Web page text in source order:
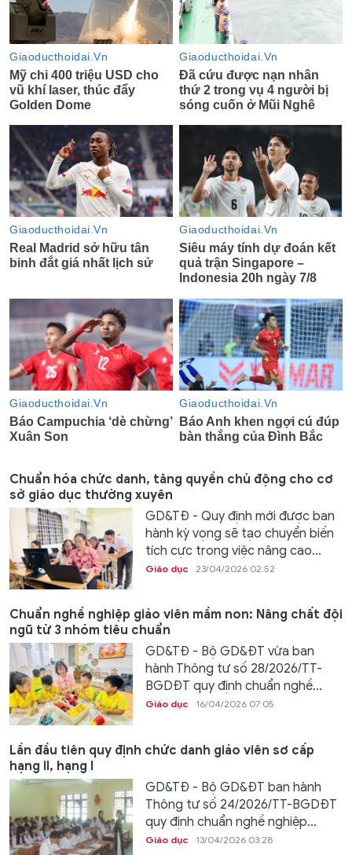
Chuẩn hóa chức danh, tăng quyền chủ động cho cơ
sở giáo dục thường xuyên
GD&TĐ - Quy định mới được ban
hành kỳ vọng sẽ tạo chuyển biến
tích cực trong việc nâng cao...
Giáo dục 23/04/2026 02:52
Chuẩn nghề nghiệp giáo viên mầm non: Nâng chất đội
ngũ từ 3 nhóm tiêu chuẩn
GD&TĐ - Bộ GD&ĐT vừa ban
hành Thông tư số 28/2026/TT-
BGDĐT quy định chuẩn nghề...
Giáo dục 16/04/2026 07:05
Lần đầu tiên quy định chức danh giáo viên sơ cấp
hạng II, hạng I
GD&TĐ - Bộ GD&ĐT ban hành
Thông tư số 24/2026/TT-BGDĐT
quy định chuẩn nghề nghiệp...
Giáo dục 13/04/2026 03:28